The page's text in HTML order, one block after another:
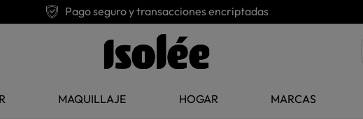
Pago seguro y transacciones encriptadas
MAQUILLAJE HOGAR MARCAS